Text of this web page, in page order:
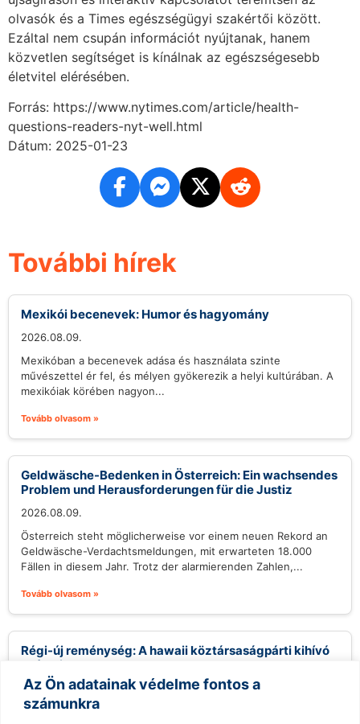
Az Ön adatainak védelme fontos a
számunkra
olvasók és a Times egészségügyi szakértői között.
Ezáltal nem csupán információt nyújtanak, hanem
közvetlen segítséget is kínálnak az egészségesebb
életvitel elérésében.
Forrás: https://www.nytimes.com/article/health-
questions-readers-nyt-well.html
Dátum: 2025-01-23
További hírek
Mexikói becenevek: Humor és hagyomány
2026.08.09.
Mexikóban a becenevek adása és használata szinte
művészettel ér fel, és mélyen gyökerezik a helyi kultúrában. A
mexikóiak körében nagyon...
Tovább olvasom »
Geldwäsche-Bedenken in Österreich: Ein wachsendes
Problem und Herausforderungen für die Justiz
2026.08.09.
Österreich steht möglicherweise vor einem neuen Rekord an
Geldwäsche-Verdachtsmeldungen, mit erwarteten 18.000
Fällen in diesem Jahr. Trotz der alarmierenden Zahlen,...
Tovább olvasom »
Régi-új reménység: A hawaii köztársaságpárti kihívó
esélyei
2026.08.09.
Gary Cordery, aki egy helyi építőipari vállalkozóból vált